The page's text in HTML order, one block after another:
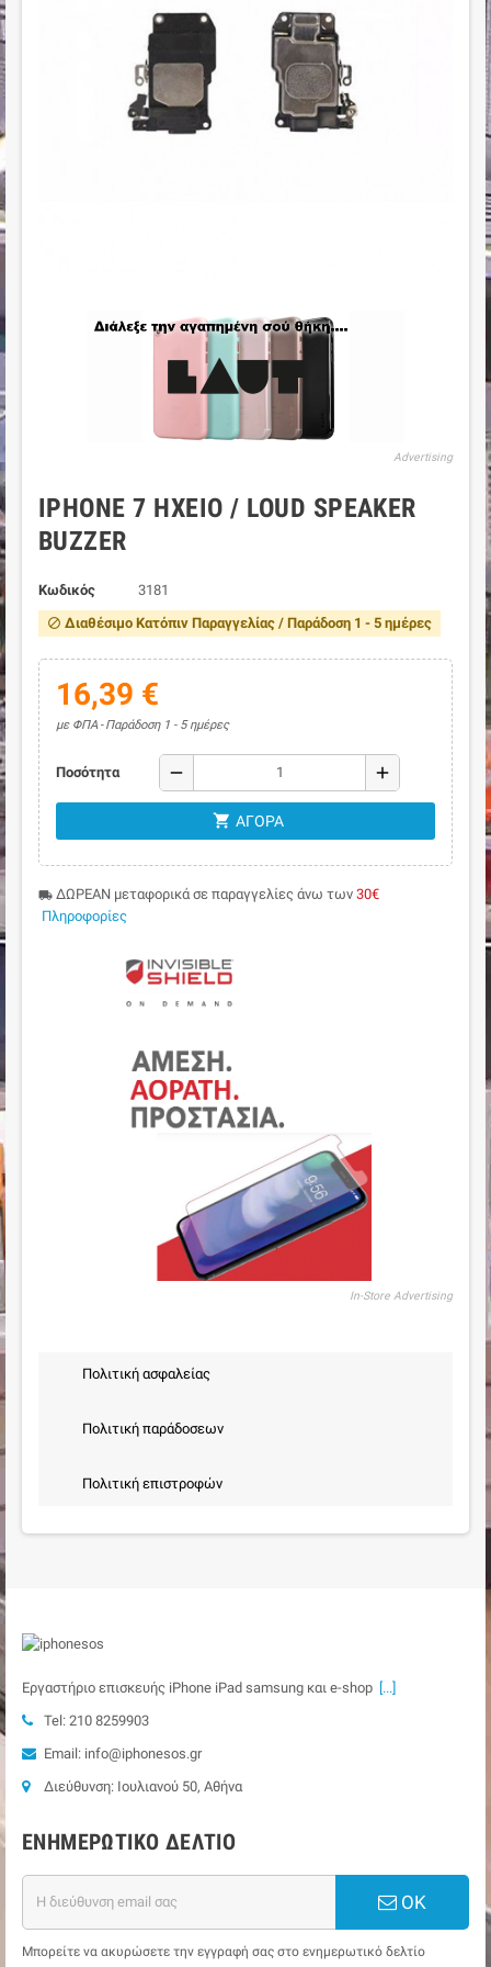
Advertising
IPHONE 7 ΗΧΕΊΟ / LOUD SPEAKER
BUZZER
Κωδικός 3181
block Διαθέσιμο Κατόπιν Παραγγελίας / Παράδοση 1 - 5 ημέρες
16,39 €
με ΦΠΑ Παράδοση 1 - 5 ημέρες
Ποσότητα remove add
shopping_cart ΑΓΟΡΆ
local_shipping ΔΩΡΕΑΝ μεταφορικά σε παραγγελίες άνω των 30€
Πληροφορίες
In-Store Advertising
Πολιτική ασφαλείας
Πολιτική παράδοσεων
Πολιτική επιστροφών
Εργαστήριο επισκευής iPhone iPad samsung και e-shop [...]
Tel: 210 8259903
Email: info@iphonesos.gr
Διεύθυνση: Ιουλιανού 50, Αθήνα
ΕΝΗΜΕΡΩΤΙΚΌ ΔΕΛΤΊΟ
ΟΚ
Μπορείτε να ακυρώσετε την εγγραφή σας στο ενημερωτικό δελτίο